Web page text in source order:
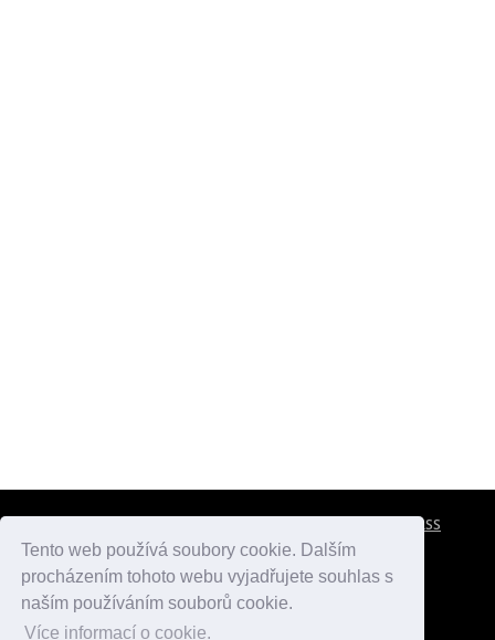
Tento web používá soubory cookie. Dalším
procházením tohoto webu vyjadřujete souhlas s
naším používáním souborů cookie.
Více informací o cookie.
RSS
atlaspamatek.info